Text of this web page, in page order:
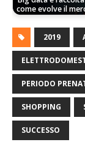
come evolve il
2019
PERIODO
SHOPPING
SUCCESSO